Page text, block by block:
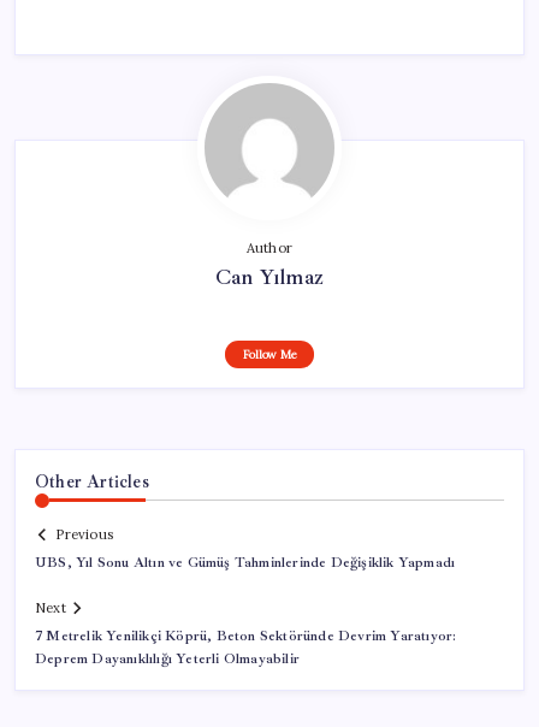
Author
Can Yılmaz
Follow Me
Other Articles
Previous
UBS, Yıl Sonu Altın ve Gümüş Tahminlerinde Değişiklik Yapmadı
Next
7 Metrelik Yenilikçi Köprü, Beton Sektöründe Devrim Yaratıyor:
Deprem Dayanıklılığı Yeterli Olmayabilir